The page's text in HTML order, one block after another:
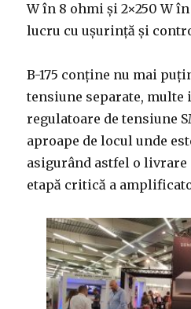
W în 8 ohmi și 2×250 W
lucru cu ușurință și
B-175 conține nu mai
tensiune separate, multe
regulatoare de tensiune
aproape de locul unde
asigurând astfel o livrare
etapă critică a